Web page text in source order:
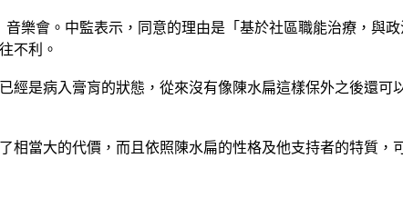
樂會。中監表示，同意的理由是「基於社區職能治療，與
不利。
經是病入膏肓的狀態，從來沒有像陳水扁這樣保外之後還可
相當大的代價，而且依照陳水扁的性格及他支持者的特質